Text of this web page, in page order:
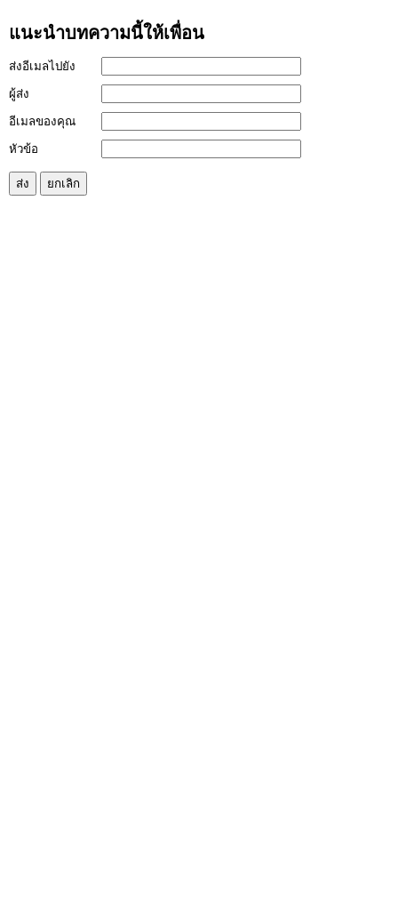
แนะนำบทความนี้ให้เพื่อน
ส่งอีเมลไปยัง
ผู้ส่ง
อีเมลของคุณ
หัวข้อ
ส่ง ยกเลิก